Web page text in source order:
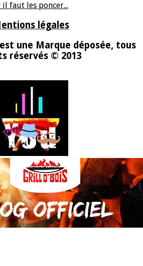
faut les poncer...
légales
une Marque déposée, tous
réservés © 2013